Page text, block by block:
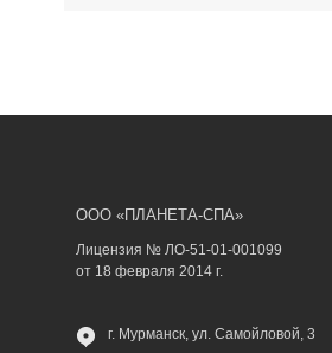
ООО «ПЛАНЕТА-СПА»
Лицензия № ЛО-51-01-001099
от 18 февраля 2014 г.
г. Мурманск, ул. Самойловой, 3